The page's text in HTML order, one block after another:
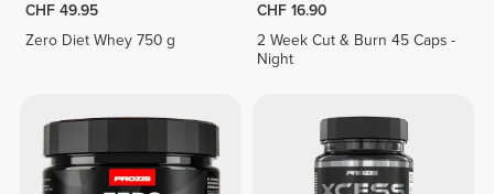
CHF 49.95
Zero Diet Whey 750 g
CHF 16.90
2 Week Cut & Burn 45 Caps -
Night